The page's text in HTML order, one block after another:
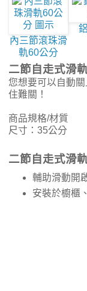
內三節滾珠滑
軌60公分
二節自走式滑
您想要可以自動
住難關！
商品規格/材質
尺寸：35公分
二節自走式滑
輔助滑動開
安裝於櫥櫃